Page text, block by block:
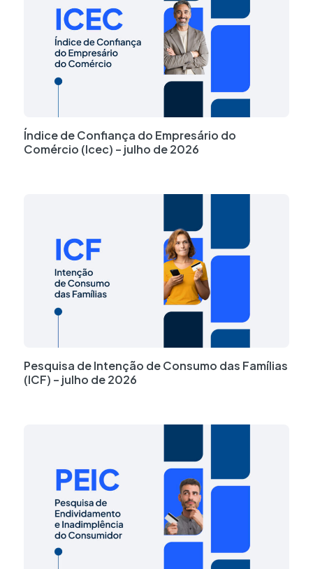
Powered By EmbedPress
Índice de Confiança do Empresário do
Comércio (Icec) – julho de 2026
Pesquisa de Intenção de Consumo das Famílias
(ICF) – julho de 2026